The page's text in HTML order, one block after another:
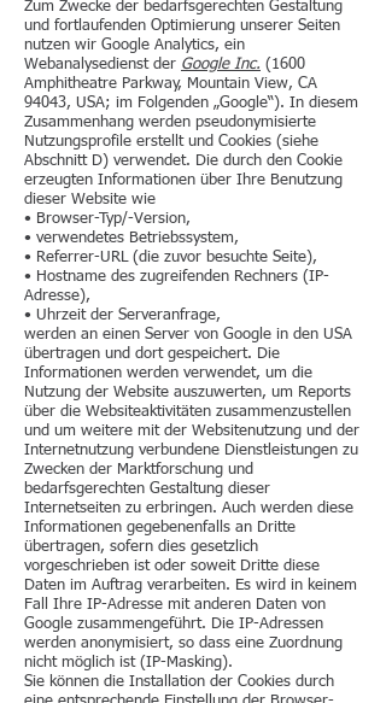
Zum Zwecke der bedarfsgerechten Gestaltung
und fortlaufenden Optimierung unserer Seiten
nutzen wir Google Analytics, ein
Webanalysedienst der Google Inc. (1600
Amphitheatre Parkway, Mountain View, CA
94043, USA; im Folgenden „Google“). In diesem
Zusammenhang werden pseudonymisierte
Nutzungsprofile erstellt und Cookies (siehe
Abschnitt D) verwendet. Die durch den Cookie
erzeugten Informationen über Ihre Benutzung
dieser Website wie
• Browser-Typ/-Version,
• verwendetes Betriebssystem,
• Referrer-URL (die zuvor besuchte Seite),
• Hostname des zugreifenden Rechners (IP-
Adresse),
• Uhrzeit der Serveranfrage,
werden an einen Server von Google in den USA
übertragen und dort gespeichert. Die
Informationen werden verwendet, um die
Nutzung der Website auszuwerten, um Reports
über die Websiteaktivitäten zusammenzustellen
und um weitere mit der Websitenutzung und der
Internetnutzung verbundene Dienstleistungen zu
Zwecken der Marktforschung und
bedarfsgerechten Gestaltung dieser
Internetseiten zu erbringen. Auch werden diese
Informationen gegebenenfalls an Dritte
übertragen, sofern dies gesetzlich
vorgeschrieben ist oder soweit Dritte diese
Daten im Auftrag verarbeiten. Es wird in keinem
Fall Ihre IP-Adresse mit anderen Daten von
Google zusammengeführt. Die IP-Adressen
werden anonymisiert, so dass eine Zuordnung
nicht möglich ist (IP-Masking).
Sie können die Installation der Cookies durch